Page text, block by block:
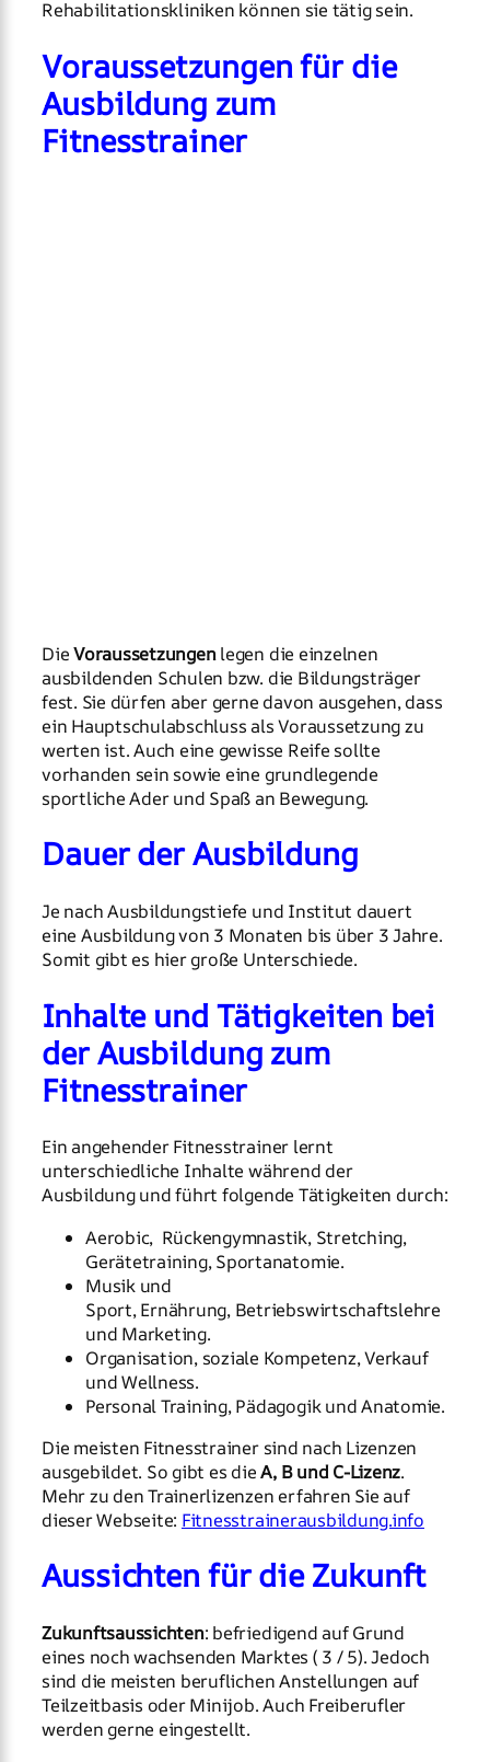
Rehabilitationskliniken können sie tätig sein.
Voraussetzungen für die
Ausbildung zum
Fitnesstrainer
DieVoraussetzungenlegen die einzelnen
ausbildenden Schulen bzw. die Bildungsträger
fest. Sie dürfen aber gerne davon ausgehen, dass
ein Hauptschulabschluss als Voraussetzung zu
werten ist. Auch eine gewisse Reife sollte
vorhanden sein sowie eine grundlegende
sportliche Ader und Spaß an Bewegung.
Dauer der Ausbildung
Je nach Ausbildungstiefe und Institut dauert
eine Ausbildung von 3 Monaten bis über 3 Jahre.
Somit gibt es hier große Unterschiede.
Inhalte und Tätigkeiten bei
der Ausbildung zum
Fitnesstrainer
Ein angehender Fitnesstrainer lernt
unterschiedliche Inhalte während der
Ausbildung und führt folgende Tätigkeiten durch:
Aerobic, Rückengymnastik, Stretching,
Gerätetraining, Sportanatomie.
Musik und
Sport, Ernährung, Betriebswirtschaftslehre
und Marketing.
Organisation, soziale Kompetenz, Verkauf
und Wellness.
Personal Training, Pädagogik und Anatomie.
Die meisten Fitnesstrainer sind nach Lizenzen
ausgebildet. So gibt es dieA, B und C-Lizenz.
Mehr zu den Trainerlizenzen erfahren Sie auf
dieser Webseite: Fitnesstrainerausbildung.info
Aussichten für die Zukunft
Zukunftsaussichten: befriedigend auf Grund
eines noch wachsenden Marktes ( 3 / 5). Jedoch
sind die meisten beruflichen Anstellungen auf
Teilzeitbasis oder Minijob. Auch Freiberufler
werden gerne eingestellt.